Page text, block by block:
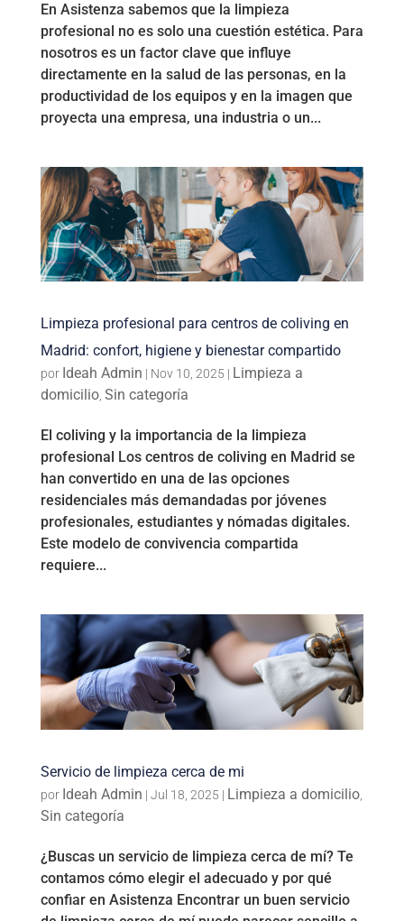
En Asistenza sabemos que la limpieza
profesional no es solo una cuestión estética. Para
nosotros es un factor clave que influye
directamente en la salud de las personas, en la
productividad de los equipos y en la imagen que
proyecta una empresa, una industria o un...
Limpieza profesional para centros de coliving en
Madrid: confort, higiene y bienestar compartido
por Ideah Admin | Nov 10, 2025 | Limpieza a
domicilio, Sin categoría
El coliving y la importancia de la limpieza
profesional Los centros de coliving en Madrid se
han convertido en una de las opciones
residenciales más demandadas por jóvenes
profesionales, estudiantes y nómadas digitales.
Este modelo de convivencia compartida
requiere...
Servicio de limpieza cerca de mi
por Ideah Admin | Jul 18, 2025 | Limpieza a domicilio,
Sin categoría
¿Buscas un servicio de limpieza cerca de mí? Te
contamos cómo elegir el adecuado y por qué
confiar en Asistenza Encontrar un buen servicio